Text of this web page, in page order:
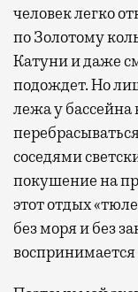
человек легко
по Золотому
Катуни и даже
подождет. Но
лежа у
соседями
покушение на
этот отдых
без моря и без